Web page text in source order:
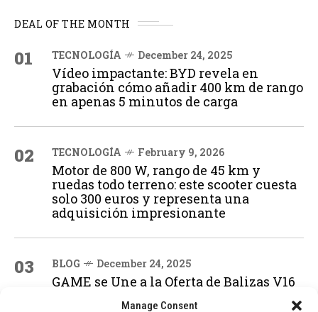
Manage Consent
DEAL OF THE MONTH
01 TECNOLOGÍA December 24, 2025
Vídeo impactante: BYD revela en
grabación cómo añadir 400 km de rango
en apenas 5 minutos de carga
02 TECNOLOGÍA February 9, 2026
Motor de 800 W, rango de 45 km y
ruedas todo terreno: este scooter cuesta
solo 300 euros y representa una
adquisición impresionante
03 BLOG December 24, 2025
GAME se Une a la Oferta de Balizas V16